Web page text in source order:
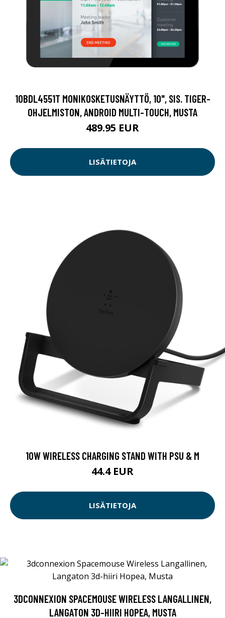
10BDL4551T MONIKOSKETUSNÄYTTÖ, 10", SIS. TIGER-
OHJELMISTON, ANDROID MULTI-TOUCH, MUSTA
489.95 EUR
LISÄTIETOJA
10W WIRELESS CHARGING STAND WITH PSU & M
44.4 EUR
LISÄTIETOJA
3DCONNEXION SPACEMOUSE WIRELESS LANGALLINEN,
LANGATON 3D-HIIRI HOPEA, MUSTA